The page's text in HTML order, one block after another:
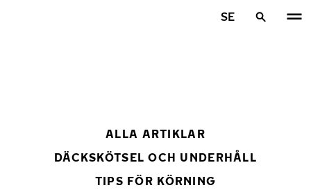
SE
ALLA ARTIKLAR
DÄCKSKÖTSEL OCH UNDERHÅLL
TIPS FÖR KÖRNING